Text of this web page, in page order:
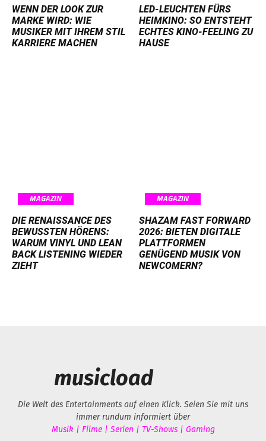
WENN DER LOOK ZUR
MARKE WIRD: WIE
MUSIKER MIT IHREM STIL
KARRIERE MACHEN
LED-LEUCHTEN FÜRS
HEIMKINO: SO ENTSTEHT
ECHTES KINO-FEELING ZU
HAUSE
MAGAZIN
DIE RENAISSANCE DES
BEWUSSTEN HÖRENS:
WARUM VINYL UND LEAN
BACK LISTENING WIEDER
ZIEHT
MAGAZIN
SHAZAM FAST FORWARD
2026: BIETEN DIGITALE
PLATTFORMEN
GENÜGEND MUSIK VON
NEWCOMERN?
musicload
Die Welt des Entertainments auf einen Klick. Seien Sie mit uns
immer rundum informiert über
Musik | Filme | Serien | TV-Shows | Gaming